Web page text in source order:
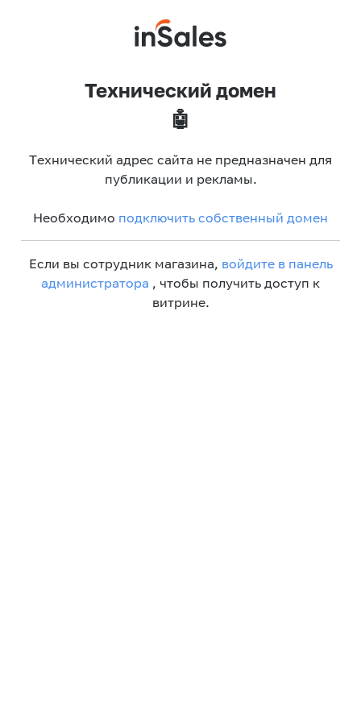
Технический домен
🤖
Технический адрес сайта не предназначен для
публикации и рекламы.
Необходимо подключить собственный домен
Если вы сотрудник магазина, войдите в панель
администратора , чтобы получить доступ к
витрине.